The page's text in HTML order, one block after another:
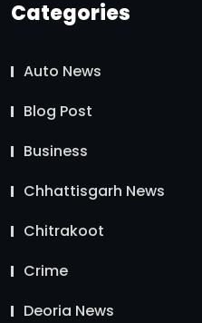
Categories
Auto News
Blog Post
Business
Chhattisgarh News
Chitrakoot
Crime
Deoria News